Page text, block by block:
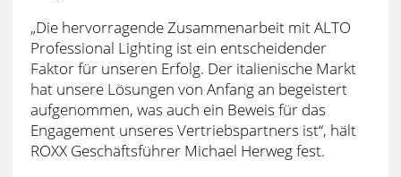
„Die hervorragende Zusammenarbeit mit ALTO
Professional Lighting ist ein entscheidender
Faktor für unseren Erfolg. Der italienische Markt
hat unsere Lösungen von Anfang an begeistert
aufgenommen, was auch ein Beweis für das
Engagement unseres Vertriebspartners ist“, hält
ROXX Geschäftsführer Michael Herweg fest.